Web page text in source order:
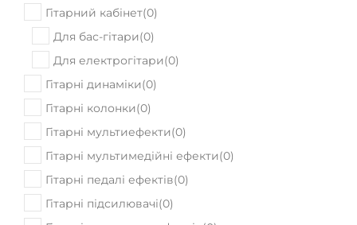
Гітарний кабінет(0)
Для бас-гітари(0)
Для електрогітари(0)
Гітарні динаміки(0)
Гітарні колонки(0)
Гітарні мультиефекти(0)
Гітарні мультимедійні ефекти(0)
Гітарні педалі ефектів(0)
Гітарні підсилювачі(0)